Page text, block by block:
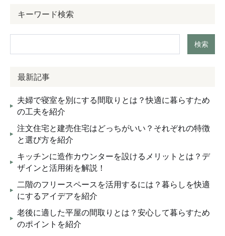
キーワード検索
検索
最新記事
夫婦で寝室を別にする間取りとは？快適に暮らすため
の工夫を紹介
注文住宅と建売住宅はどっちがいい？それぞれの特徴
と選び方を紹介
キッチンに造作カウンターを設けるメリットとは？デ
ザインと活用術を解説！
二階のフリースペースを活用するには？暮らしを快適
にするアイデアを紹介
老後に適した平屋の間取りとは？安心して暮らすため
のポイントを紹介